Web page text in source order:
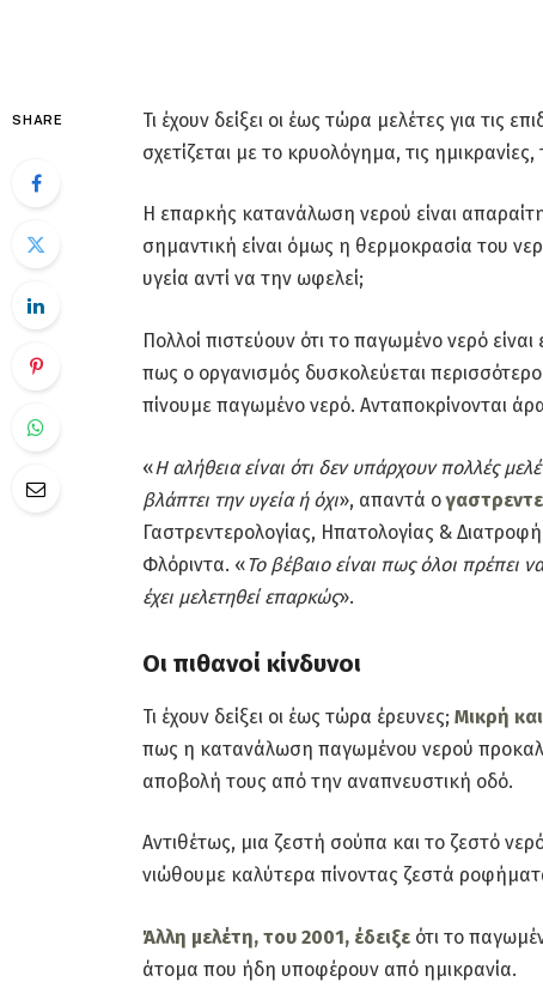
SHARE
Τι έχουν δείξει οι έως τώρα μελέτες για τις
σχετίζεται με το κρυολόγημα, τις
Η επαρκής κατανάλωση νερού είναι
σημαντική είναι όμως η θερμοκρασία του
υγεία αντί να την ωφελεί;
Πολλοί πιστεύουν ότι το παγωμένο νερό
πως ο οργανισμός δυσκολεύεται
πίνουμε παγωμένο νερό. Ανταποκρίνονται
«Η αλήθεια είναι ότι δεν υπάρχουν πολλές
βλάπτει την υγεία ή όχι», απαντά ο
Γαστρεντερολογίας, Ηπατολογίας &
Φλόριντα. «Το βέβαιο είναι πως όλοι πρέπει
έχει μελετηθεί επαρκώς».
Οι πιθανοί κίνδυνοι
Τι έχουν δείξει οι έως τώρα έρευνες; Μικρή
πως η κατανάλωση παγωμένου νερού
αποβολή τους από την αναπνευστική οδό.
Αντιθέτως, μια ζεστή σούπα και το ζεστό
νιώθουμε καλύτερα πίνοντας ζεστά
Άλλη μελέτη, του 2001, έδειξε ότι το
άτομα που ήδη υποφέρουν από ημικρανία.